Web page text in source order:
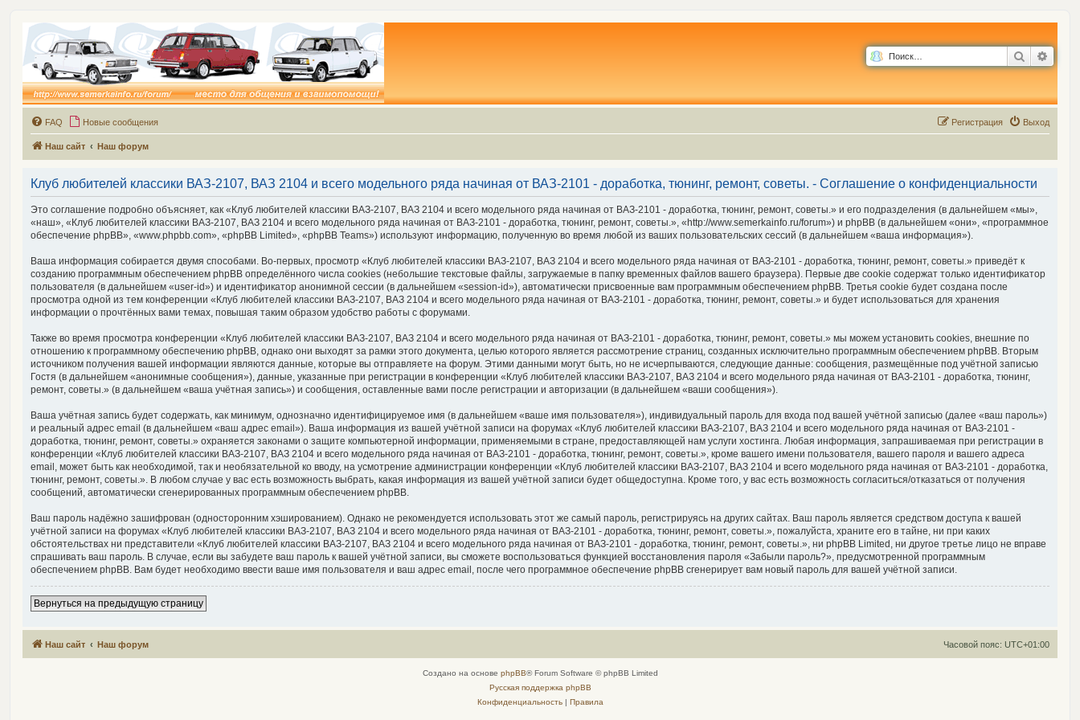
Поиск
FAQ Новые сообщения Выход
Регистрация
Наш сайт Наш форум
Клуб любителей классики ВАЗ-2107, ВАЗ 2104 и всего модельного ряда начиная от ВАЗ-2101 - доработка, тюнинг, ремонт, советы. - Соглашение о конфиденциальности
Это соглашение подробно объясняет, как «Клуб любителей классики ВАЗ-2107, ВАЗ 2104 и всего модельного ряда начиная от ВАЗ-2101 - доработка, тюнинг, ремонт, советы.» и его подразделения (в дальнейшем «мы»,
«наш», «Клуб любителей классики ВАЗ-2107, ВАЗ 2104 и всего модельного ряда начиная от ВАЗ-2101 - доработка, тюнинг, ремонт, советы.», «http://www.semerkainfo.ru/forum») и phpBB (в дальнейшем «они», «программное
обеспечение phpBB», «www.phpbb.com», «phpBB Limited», «phpBB Teams») используют информацию, полученную во время любой из ваших пользовательских сессий (в дальнейшем «ваша информация»).
Ваша информация собирается двумя способами. Во-первых, просмотр «Клуб любителей классики ВАЗ-2107, ВАЗ 2104 и всего модельного ряда начиная от ВАЗ-2101 - доработка, тюнинг, ремонт, советы.» приведёт к
созданию программным обеспечением phpBB определённого числа cookies (небольшие текстовые файлы, загружаемые в папку временных файлов вашего браузера). Первые две cookie содержат только идентификатор
пользователя (в дальнейшем «user-id») и идентификатор анонимной сессии (в дальнейшем «session-id»), автоматически присвоенные вам программным обеспечением phpBB. Третья cookie будет создана после
просмотра одной из тем конференции «Клуб любителей классики ВАЗ-2107, ВАЗ 2104 и всего модельного ряда начиная от ВАЗ-2101 - доработка, тюнинг, ремонт, советы.» и будет использоваться для хранения
информации о прочтённых вами темах, повышая таким образом удобство работы с форумами.
Также во время просмотра конференции «Клуб любителей классики ВАЗ-2107, ВАЗ 2104 и всего модельного ряда начиная от ВАЗ-2101 - доработка, тюнинг, ремонт, советы.» мы можем установить cookies, внешние по
отношению к программному обеспечению phpBB, однако они выходят за рамки этого документа, целью которого является рассмотрение страниц, созданных исключительно программным обеспечением phpBB. Вторым
источником получения вашей информации являются данные, которые вы отправляете на форум. Этими данными могут быть, но не исчерпываются, следующие данные: сообщения, размещённые под учётной записью
Гостя (в дальнейшем «анонимные сообщения»), данные, указанные при регистрации в конференции «Клуб любителей классики ВАЗ-2107, ВАЗ 2104 и всего модельного ряда начиная от ВАЗ-2101 - доработка, тюнинг,
ремонт, советы.» (в дальнейшем «ваша учётная запись») и сообщения, оставленные вами после регистрации и авторизации (в дальнейшем «ваши сообщения»).
Ваша учётная запись будет содержать, как минимум, однозначно идентифицируемое имя (в дальнейшем «ваше имя пользователя»), индивидуальный пароль для входа под вашей учётной записью (далее «ваш пароль»)
и реальный адрес email (в дальнейшем «ваш адрес email»). Ваша информация из вашей учётной записи на форумах «Клуб любителей классики ВАЗ-2107, ВАЗ 2104 и всего модельного ряда начиная от ВАЗ-2101 -
доработка, тюнинг, ремонт, советы.» охраняется законами о защите компьютерной информации, применяемыми в стране, предоставляющей нам услуги хостинга. Любая информация, запрашиваемая при регистрации в
конференции «Клуб любителей классики ВАЗ-2107, ВАЗ 2104 и всего модельного ряда начиная от ВАЗ-2101 - доработка, тюнинг, ремонт, советы.», кроме вашего имени пользователя, вашего пароля и вашего адреса
email, может быть как необходимой, так и необязательной ко вводу, на усмотрение администрации конференции «Клуб любителей классики ВАЗ-2107, ВАЗ 2104 и всего модельного ряда начиная от ВАЗ-2101 - доработка,
тюнинг, ремонт, советы.». В любом случае у вас есть возможность выбрать, какая информация из вашей учётной записи будет общедоступна. Кроме того, у вас есть возможность согласиться/отказаться от получения
сообщений, автоматически сгенерированных программным обеспечением phpBB.
Ваш пароль надёжно зашифрован (односторонним хэшированием). Однако не рекомендуется использовать этот же самый пароль, регистрируясь на других сайтах. Ваш пароль является средством доступа к вашей
учётной записи на форумах «Клуб любителей классики ВАЗ-2107, ВАЗ 2104 и всего модельного ряда начиная от ВАЗ-2101 - доработка, тюнинг, ремонт, советы.», пожалуйста, храните его в тайне, ни при каких
обстоятельствах ни представители «Клуб любителей классики ВАЗ-2107, ВАЗ 2104 и всего модельного ряда начиная от ВАЗ-2101 - доработка, тюнинг, ремонт, советы.», ни phpBB Limited, ни другое третье лицо не вправе
спрашивать ваш пароль. В случае, если вы забудете ваш пароль к вашей учётной записи, вы сможете воспользоваться функцией восстановления пароля «Забыли пароль?», предусмотренной программным
обеспечением phpBB. Вам будет необходимо ввести ваше имя пользователя и ваш адрес email, после чего программное обеспечение phpBB сгенерирует вам новый пароль для вашей учётной записи.
Вернуться на предыдущую страницу
Наш сайт Наш форум Часовой пояс: UTC+01:00
Создано на основе phpBB® Forum Software © phpBB Limited
Русская поддержка phpBB
Конфиденциальность| Правила